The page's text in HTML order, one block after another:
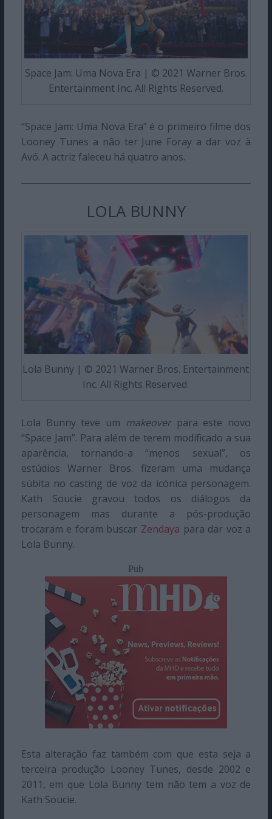
Space Jam: Uma Nova Era | © 2021 Warner Bros.
Entertainment Inc. All Rights Reserved.
“Space Jam: Uma Nova Era” é o primeiro filme dos
Looney Tunes a não ter June Foray a dar voz à
Avó. A actriz faleceu há quatro anos.
LOLA BUNNY
Lola Bunny | © 2021 Warner Bros. Entertainment
Inc. All Rights Reserved.
Lola Bunny teve um makeoverpara este novo
“Space Jam”. Para além de terem modificado a sua
aparência, tornando-a “menos sexual”, os
estúdios Warner Bros. fizeram uma mudança
súbita no casting de voz da icónica personagem.
Kath Soucie gravou todos os diálogos da
personagem mas durante a pós-produção
trocaram e foram buscar Zendaya para dar voz a
Lola Bunny.
Pub
Esta alteração faz também com que esta seja a
terceira produção Looney Tunes, desde 2002 e
2011, em que Lola Bunny tem não tem a voz de
Kath Soucie.